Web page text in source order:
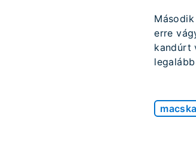
erre
kandúrt
macska